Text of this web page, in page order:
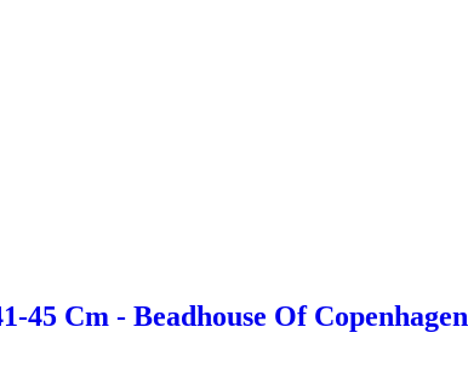
Cm - Beadhouse Of Copenhagen